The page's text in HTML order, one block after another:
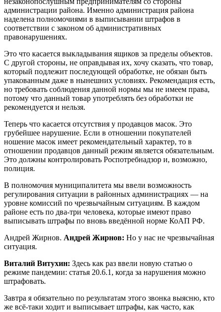
администрации района. Именно администрация района
наделена полномочиями в выписывании штрафов в
соответствии с законом об административных
правонарушениях.
Это что касается выкладывания ящиков за пределы объектов.
С другой стороны, не оправдывая их, хочу сказать, что товар,
который подлежит последующей обработке, не обязан быть
упакованным даже в нынешних условиях. Рекомендация есть,
но требовать соблюдения данной нормы мы не имеем права,
потому что данный товар употреблять без обработки не
рекомендуется и нельзя.
Теперь что касается отсутствия у продавцов масок. Это
грубейшее нарушение. Если в отношении покупателей
ношение масок имеет рекомендательный характер, то в
отношении продавцов данный режим является обязательным.
Это должны контролировать Роспотребнадзор и, возможно,
полиция.
В полномочия муниципалитета мы ввели возможность
регулирования ситуации в районных администрациях — на
уровне комиссий по чрезвычайным ситуациям. В каждом
районе есть по два-три человека, которые имеют право
выписывать штрафы по вновь введённой норме КоАП РФ.
Андрей Жирнов. Андрей Жирнов: Но у нас не чрезвычайная
ситуация.
Виталий Витухин: Здесь как раз ввели новую статью о
режиме пандемии: статья 20.6.1, когда за нарушения можно
штрафовать.
Завтра я обязательно по результатам этого звонка выясню, кто
же всё-таки ходит и выписывает штрафы, как часто, как